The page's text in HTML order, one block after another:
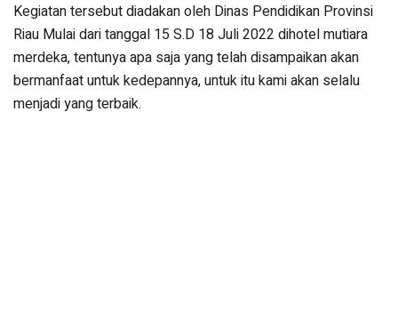
Kegiatan tersebut diadakan oleh Dinas Pendidikan Provinsi
Riau Mulai dari tanggal 15 S.D 18 Juli 2022 dihotel mutiara
merdeka, tentunya apa saja yang telah disampaikan akan
bermanfaat untuk kedepannya, untuk itu kami akan selalu
menjadi yang terbaik.